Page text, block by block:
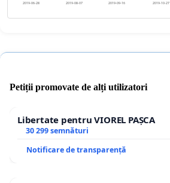
2019-06-28 2019-08-07 2019-09-16 2019-10-27
Petiții promovate de alți utilizatori
Libertate pentru VIOREL PAȘCA
30 299 semnături
Notificare de transparență